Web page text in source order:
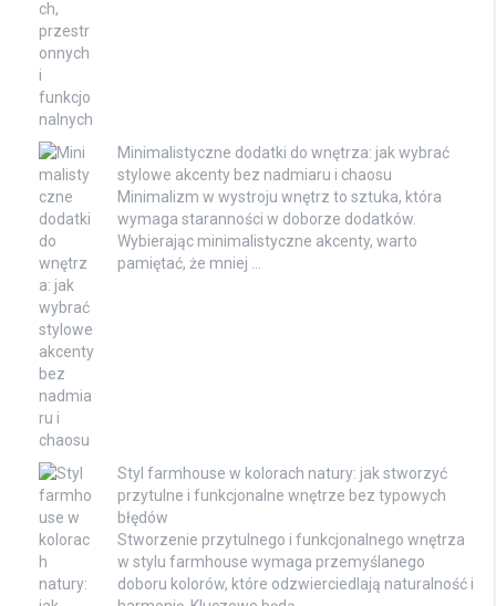
Minimalistyczne dodatki do wnętrza: jak wybrać
stylowe akcenty bez nadmiaru i chaosu
Minimalizm w wystroju wnętrz to sztuka, która
wymaga staranności w doborze dodatków.
Wybierając minimalistyczne akcenty, warto
pamiętać, że mniej …
Styl farmhouse w kolorach natury: jak stworzyć
przytulne i funkcjonalne wnętrze bez typowych
błędów
Stworzenie przytulnego i funkcjonalnego wnętrza
w stylu farmhouse wymaga przemyślanego
doboru kolorów, które odzwierciedlają naturalność i